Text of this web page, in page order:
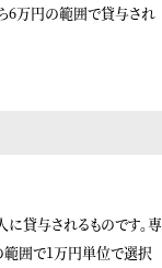
6万円の範囲で貸与され
貸与されるものです。専
範囲で1万円単位で選択